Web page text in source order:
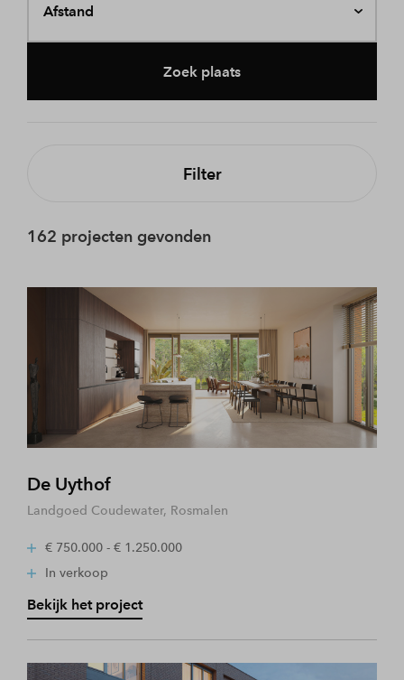
Afstand
Zoek plaats
Filter
162 projecten gevonden
De Uythof
Landgoed Coudewater, Rosmalen
€ 750.000 - € 1.250.000
In verkoop
Bekijk het project